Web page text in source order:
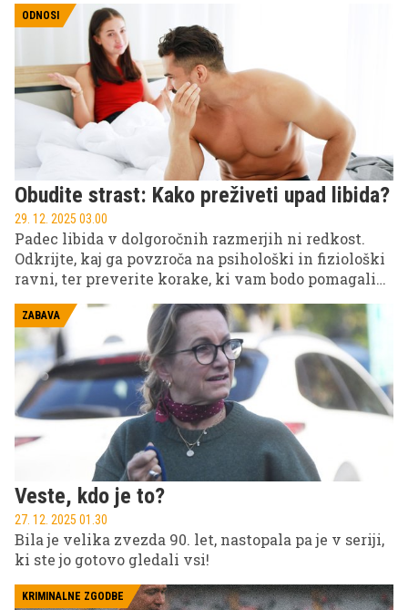
vpoglede v zgodnji razvoj Vesolja in vlogo
supermasivnih črnih lukenj pri tem procesu.
ODNOSI
Obudite strast: Kako preživeti upad libida?
29. 12. 2025 03.00
Padec libida v dolgoročnih razmerjih ni redkost.
Odkrijte, kaj ga povzroča na psihološki in fiziološki
ravni, ter preverite korake, ki vam bodo pomagali
ponovno obuditi spolno željo in okrepiti intimnost.
ZABAVA
Veste, kdo je to?
27. 12. 2025 01.30
Bila je velika zvezda 90. let, nastopala pa je v seriji,
ki ste jo gotovo gledali vsi!
KRIMINALNE ZGODBE